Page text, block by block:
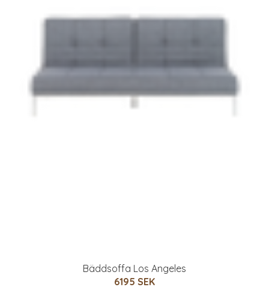
Bäddsoffa Los Angeles
6195 SEK